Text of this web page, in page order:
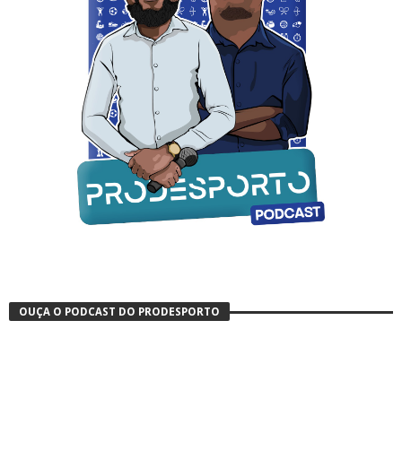
OUÇA O PODCAST DO PRODESPORTO